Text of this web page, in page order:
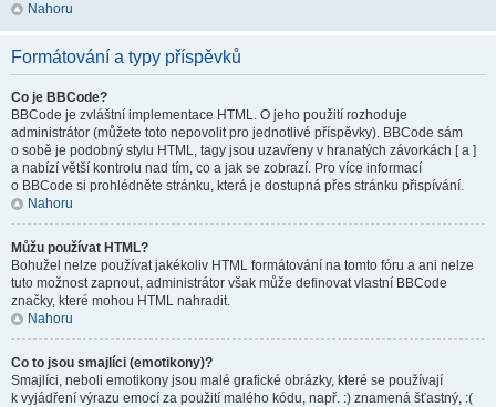
Nahoru
Formátování a typy příspěvků
Co je BBCode?
BBCode je zvláštní implementace HTML. O jeho použití rozhoduje
administrátor (můžete toto nepovolit pro jednotlivé příspěvky). BBCode sám
o sobě je podobný stylu HTML, tagy jsou uzavřeny v hranatých závorkách [ a ]
a nabízí větší kontrolu nad tím, co a jak se zobrazí. Pro více informací
o BBCode si prohlédněte stránku, která je dostupná přes stránku přispívání.
Nahoru
Můžu používat HTML?
Bohužel nelze používat jakékoliv HTML formátování na tomto fóru a ani nelze
tuto možnost zapnout, administrátor však může definovat vlastní BBCode
značky, které mohou HTML nahradit.
Nahoru
Co to jsou smajlíci (emotikony)?
Smajlíci, neboli emotikony jsou malé grafické obrázky, které se používají
k vyjádření výrazu emocí za použití malého kódu, např. :) znamená šťastný, :(